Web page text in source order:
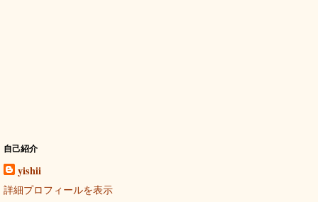
自己紹介
yishii
詳細プロフィールを表示